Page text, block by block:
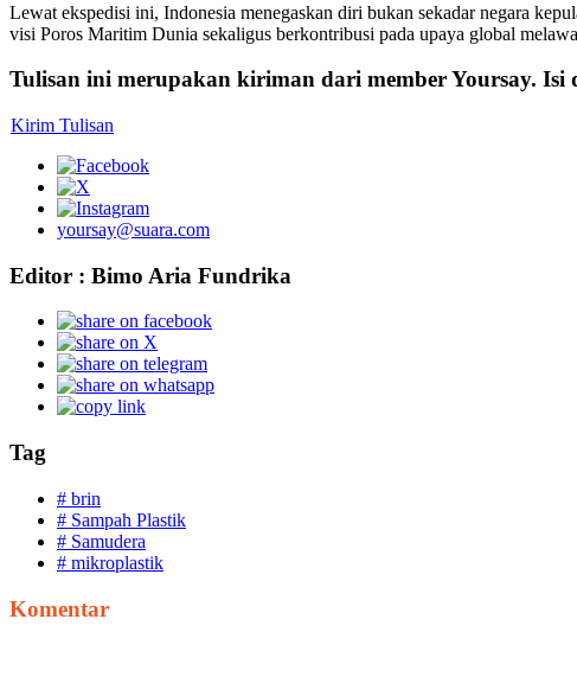
Lewat ekspedisi ini, Indonesia menegaskan diri bukan sekadar negara
visi Poros Maritim Dunia sekaligus berkontribusi pada upaya global
Tulisan ini merupakan kiriman dari member Yoursay.
Kirim Tulisan
yoursay@suara.com
Editor : Bimo Aria Fundrika
Tag
# brin
# Sampah Plastik
# Samudera
# mikroplastik
Komentar